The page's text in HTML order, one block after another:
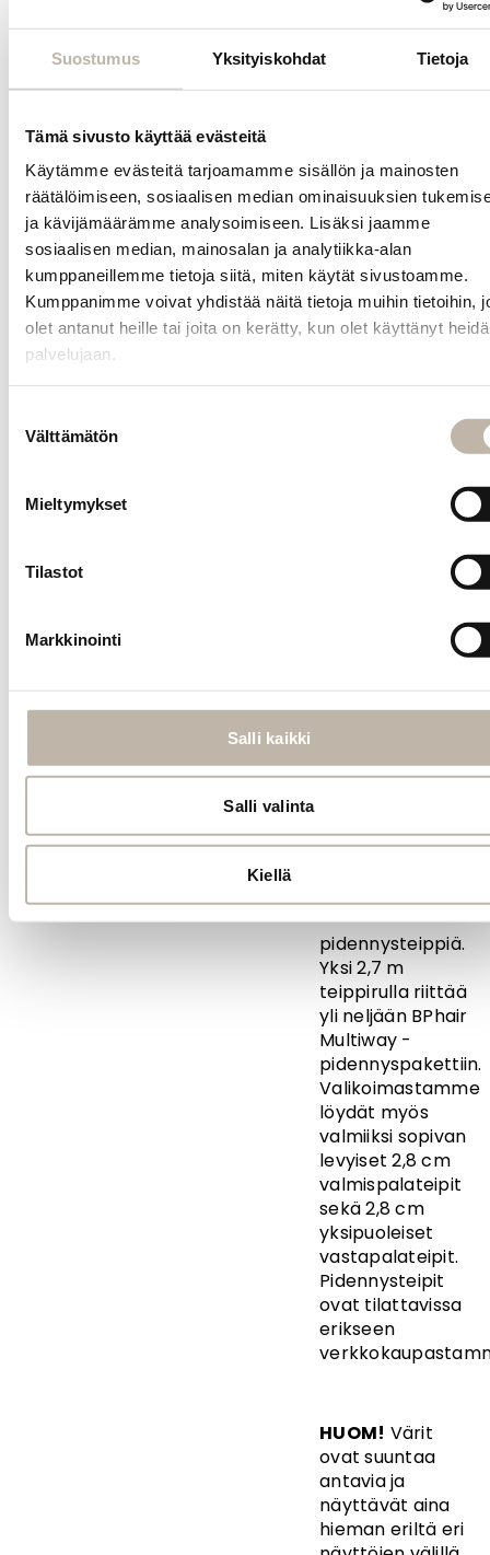
Suostumus Yksityiskohdat Tietoja
Tämä sivusto käyttää evästeitä
Käytämme evästeitä tarjoamamme sisällön ja mainosten
räätälöimiseen, sosiaalisen median ominaisuuksien
ja kävijämäärämme analysoimiseen. Lisäksi jaamme
sosiaalisen median, mainosalan ja analytiikka-alan
kumppaneillemme tietoja siitä, miten käytät sivustoamme.
Kumppanimme voivat yhdistää näitä tietoja muihin tietoihin,
olet antanut heille tai joita on kerätty, kun olet käyttänyt
palvelujaan.
valinta
Välttämätön
Mieltymykset
Tilastot
Markkinointi
Salli kaikki
Salli valinta
Kiellä
tuuheutta
sekä
volyymia
osioiden
ansiosta
BPhair
Multiway -
on helppo ja
BPhair Multiway
-pidennykset voi
teippipidennyksiksi.
2,8 cm levyistä
vastaparia.
-pidennyksille
-
pidennysteippiä.
Yksi 2,7 m
teippirulla riittää
yli neljään BPhair
Multiway -
pidennyspakettiin.
Valikoimastamme
löydät myös
valmiiksi sopivan
levyiset 2,8 cm
valmispalateipit
sekä2,8 cm
yksipuoleiset
vastapalateipit.
Pidennysteipit
ovat tilattavissa
erikseen
HUOM! Värit
ovat suuntaa
antavia ja
näyttävät aina
hieman eriltä eri